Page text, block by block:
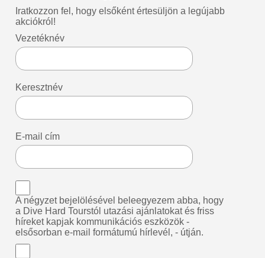
Iratkozzon fel, hogy elsőként értesüljön a legújabb
akciókról!
Vezetéknév
Keresztnév
E-mail cím
A négyzet bejelölésével beleegyezem abba, hogy
a Dive Hard Tourstól utazási ajánlatokat és friss
híreket kapjak kommunikációs eszközök -
elsősorban e-mail formátumú hírlevél, - útján.